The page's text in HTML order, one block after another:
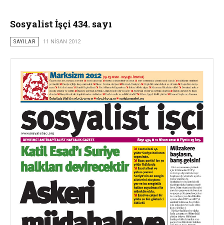
Sosyalist İşçi 434. sayı
SAYILAR 11 NISAN 2012